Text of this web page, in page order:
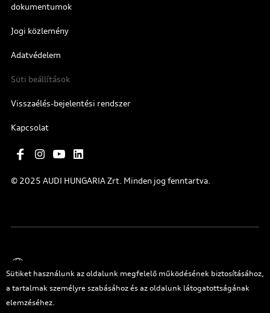
dokumentumok
Jogi közlemény
Adatvédelem
Süti beállítások
Visszaélés-bejelentési rendszer
Kapcsolat
© 2025 AUDI HUNGARIA Zrt. Minden jog fenntartva.
Sütiket használunk az oldalunk megfelelő működésének biztosításához,
a tartalmak személyre szabásához és az oldalunk látogatottságának
elemzéséhez.